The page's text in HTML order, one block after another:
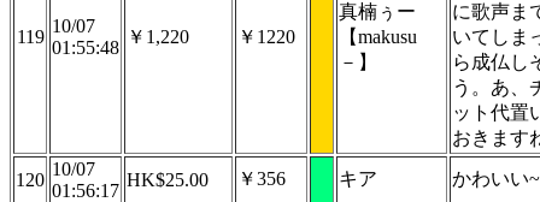
119
10/07
01:55:48
￥1,220 ￥1220
真楠ぅー
【makusu
－】
に歌声ま
いてしま
ら成仏し
う。あ、
ット代置
おきます
120
10/07
01:56:17
HK$25.00 ￥356 キア ​かわいい~